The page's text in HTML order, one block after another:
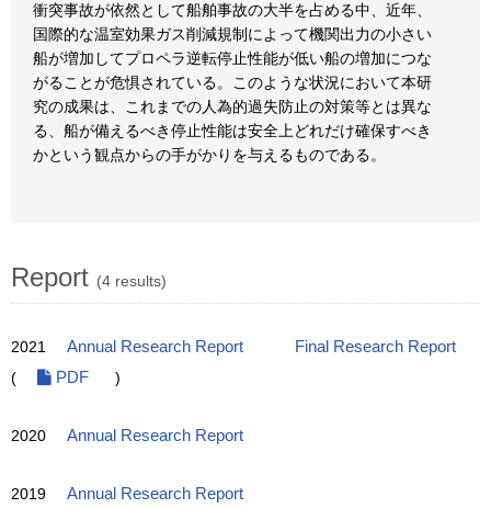
衝突事故が依然として船舶事故の大半を占める中、近年、
国際的な温室効果ガス削減規制によって機関出力の小さい
船が増加してプロペラ逆転停止性能が低い船の増加につな
がることが危惧されている。このような状況において本研
究の成果は、これまでの人為的過失防止の対策等とは異な
る、船が備えるべき停止性能は安全上どれだけ確保すべき
かという観点からの手がかりを与えるものである。
Report (4 results)
2021 Annual Research Report
Final Research Report
(
PDF )
2020 Annual Research Report
2019 Annual Research Report